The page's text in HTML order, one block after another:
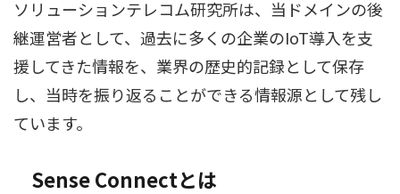
ソリューションテレコム研究所は、当ドメインの後
継運営者として、過去に多くの企業のIoT導入を支
援してきた情報を、業界の歴史的記録として保存
し、当時を振り返ることができる情報源として残し
ています。
Sense Connectとは